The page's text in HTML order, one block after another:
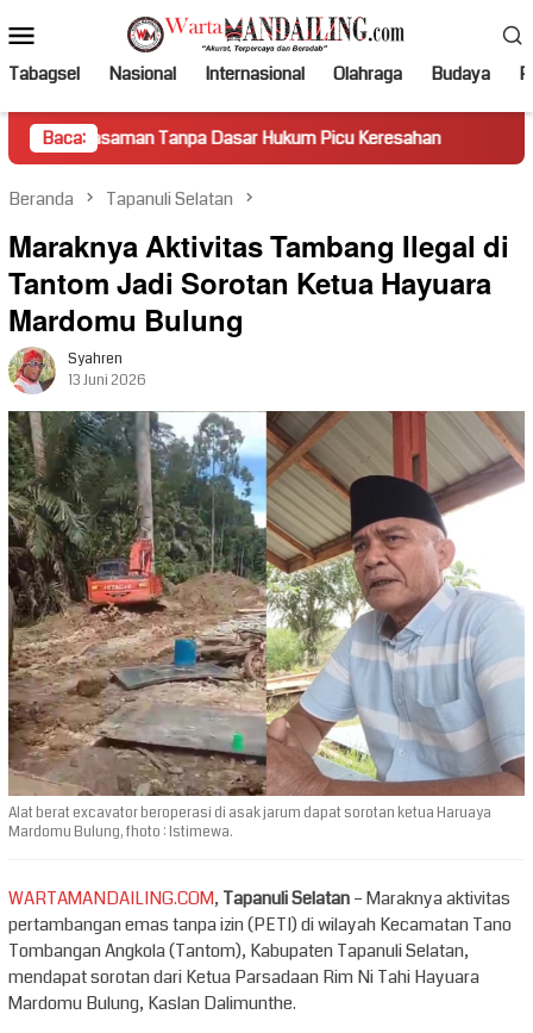
ke
kontenMobile
Tabagsel Nasional Internasional Olahraga Budaya
Baca:
Tanpa Dasar Hukum Picu Keresahan Truk Miring
Beranda Tapanuli Selatan
Maraknya Aktivitas Tambang Ilegal di
Tantom Jadi Sorotan Ketua Hayuara
Mardomu Bulung
Syahren
13 Juni 2026
Alat berat excavator beroperasi di asak jarum dapat sorotan ketua Haruaya
Mardomu Bulung, fhoto : Istimewa.
WARTAMANDAILING.COM, Tapanuli Selatan– Maraknya aktivitas
pertambangan emas tanpa izin (PETI) di wilayah Kecamatan Tano
Tombangan Angkola (Tantom), Kabupaten Tapanuli Selatan,
mendapat sorotan dari Ketua Parsadaan Rim Ni Tahi Hayuara
Mardomu Bulung, Kaslan Dalimunthe.